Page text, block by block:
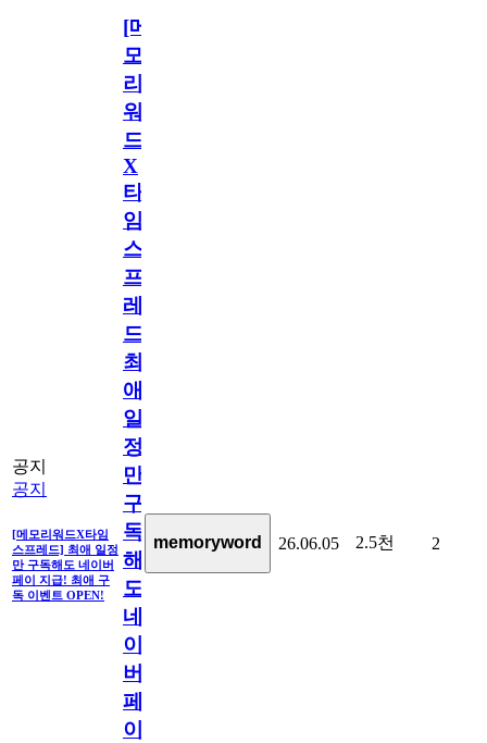
공지
공지
[메모리워드X타임
스프레드] 최애 일정
만 구독해도 네이버
페이 지급! 최애 구
독 이벤트 OPEN!
[메
모
리
워
드
X
타
임
스
프
레
드]
최
애
일
정
만
구
독
해
도
네
이
버
페
이
memoryword 26.06.05 2.5천 2